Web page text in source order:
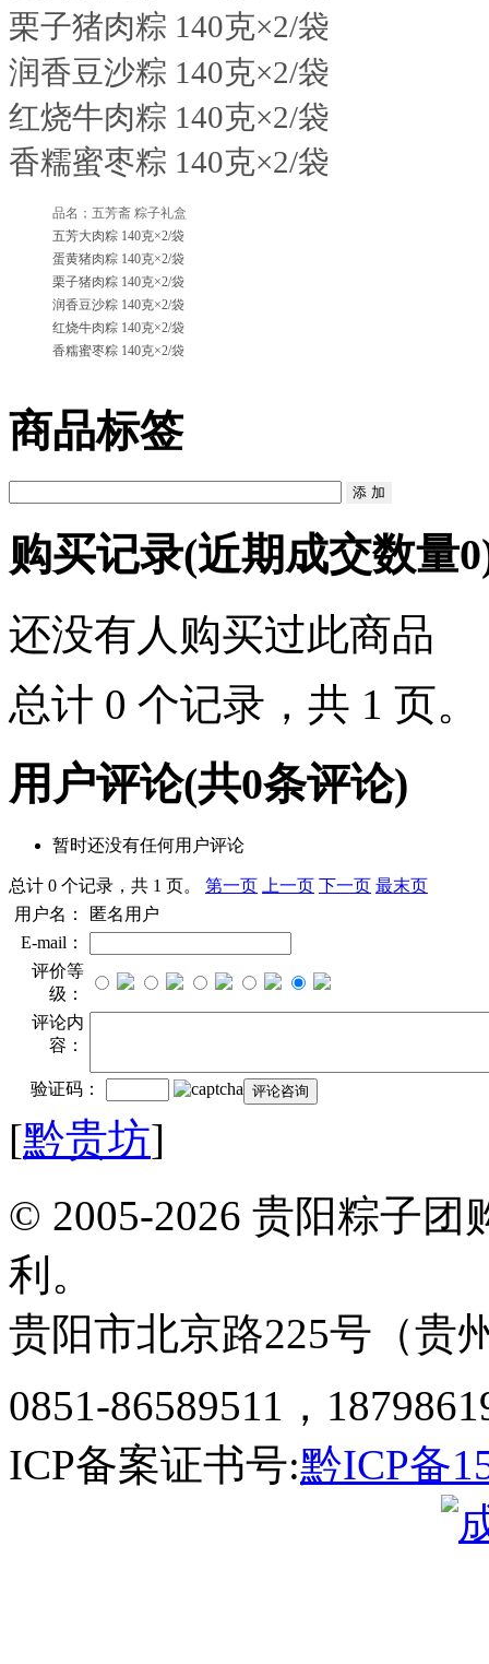
栗子猪肉粽 140克×2/袋
润香豆沙粽 140克×2/袋
红烧牛肉粽 140克×2/袋
香糯蜜枣粽 140克×2/袋
品名；五芳斋 粽子礼盒
五芳大肉粽 140克×2/袋
蛋黄猪肉粽 140克×2/袋
栗子猪肉粽 140克×2/袋
润香豆沙粽 140克×2/袋
红烧牛肉粽 140克×2/袋
香糯蜜枣粽 140克×2/袋
商品标签
购买记录(近期成交数量0
还没有人购买过此商品
总计 0 个记录，共 1 页。
用户评论(共0条评论)
暂时还没有任何用户评论
总计 0 个记录，共 1 页。 第一页 上一页 下一页 最末页
用户名：
匿名用户
E-mail：
评价等
级：
评论内
容：
验证码：
[黔贵坊]
© 2005-2026 贵阳粽子
利。
贵阳市北京路225号（贵
0851-86589511，
ICP备案证书号:黔ICP备